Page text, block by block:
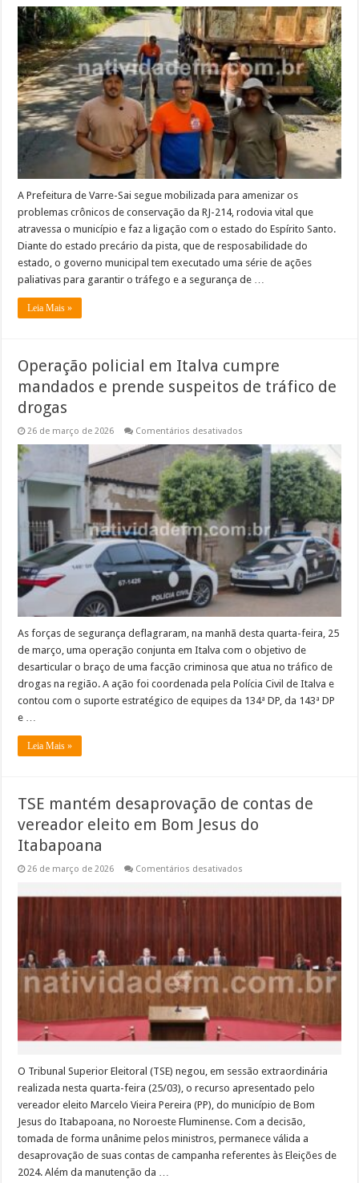
Sai
intensifica
intervenções
emergenciais
na
RJ-
214
e
convoca
trabalhadores
para
mutirão
remunerado
A Prefeitura de Varre-Sai segue mobilizada para amenizar os
problemas crônicos de conservação da RJ-214, rodovia vital que
atravessa o município e faz a ligação com o estado do Espírito Santo.
Diante do estado precário da pista, que de resposabilidade do
estado, o governo municipal tem executado uma série de ações
paliativas para garantir o tráfego e a segurança de …
Leia Mais »
Operação policial em Italva cumpre
mandados e prende suspeitos de tráfico de
drogas
26 de março de 2026 Comentários desativados
policial
em
Italva
cumpre
mandados
e
suspeitos
de
tráfico
de
drogas
As forças de segurança deflagraram, na manhã desta quarta-feira, 25
de março, uma operação conjunta em Italva com o objetivo de
desarticular o braço de uma facção criminosa que atua no tráfico de
drogas na região. A ação foi coordenada pela Polícia Civil de Italva e
contou com o suporte estratégico de equipes da 134ª DP, da 143ª DP
e …
Leia Mais »
TSE mantém desaprovação de contas de
vereador eleito em Bom Jesus do
Itabapoana
26 de março de 2026 Comentários desativados
desaprovação
Bom
Jesus
do
O Tribunal Superior Eleitoral (TSE) negou, em sessão extraordinária
realizada nesta quarta-feira (25/03), o recurso apresentado pelo
vereador eleito Marcelo Vieira Pereira (PP), do município de Bom
Jesus do Itabapoana, no Noroeste Fluminense. Com a decisão,
tomada de forma unânime pelos ministros, permanece válida a
desaprovação de suas contas de campanha referentes às Eleições de
2024. Além da manutenção da …